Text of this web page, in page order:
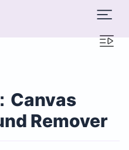
Canvas
Remover